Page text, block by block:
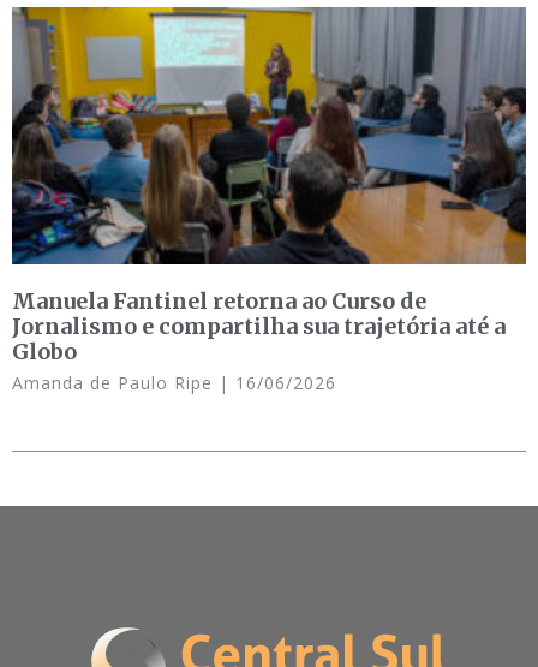
Manuela Fantinel retorna ao Curso de
Jornalismo e compartilha sua trajetória até a
Globo
Amanda de Paulo Ripe 16/06/2026